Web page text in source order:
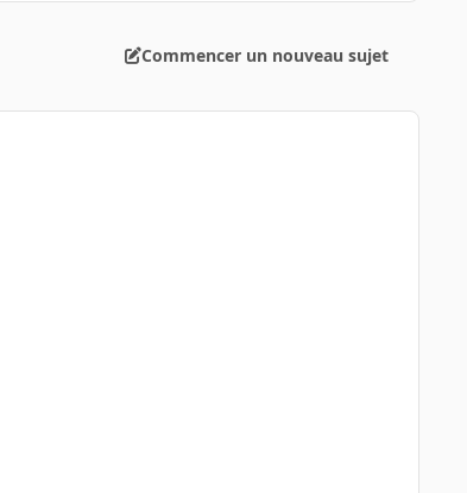
Commencer un nouveau sujet